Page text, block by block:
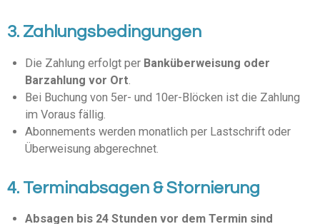
3. Zahlungsbedingungen
Die Zahlung erfolgt per Banküberweisung oder
Barzahlung vor Ort
Bei Buchung von 5er- und 10er-Blöcken ist die Zahlung
im Voraus fällig.
Abonnements werden monatlich per Lastschrift oder
Überweisung abgerechnet.
4. Terminabsagen & Stornierung
Absagen bis 24 Stunden vor dem Termin sind